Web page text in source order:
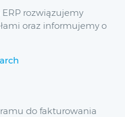
rozwiązujemy
oraz informujemy o
do fakturowania